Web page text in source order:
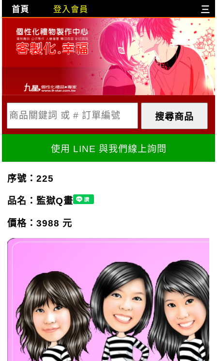
首頁 登入會員 三
購物車內容:
目前購物車是空的!
X
使用 LINE 與我們線上詢問